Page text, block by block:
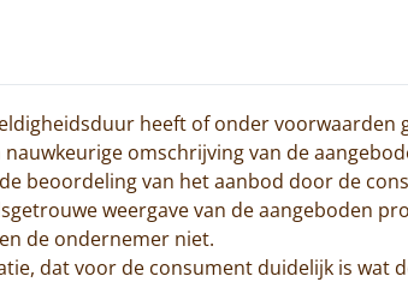
heeft of onder
omschrijving van de
beoordeling van het aanbod door de
weergave van de aangeboden
de ondernemer niet.
dat voor de consument duidelijk is wat